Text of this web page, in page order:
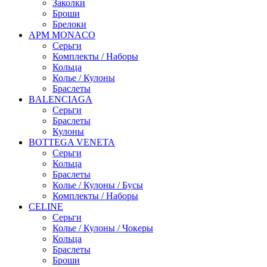
Заколки
Броши
Брелоки
APM MONACO
Серьги
Комплекты / Наборы
Кольца
Колье / Кулоны
Браслеты
BALENCIAGA
Серьги
Браслеты
Кулоны
BOTTEGA VENETA
Серьги
Кольца
Браслеты
Колье / Кулоны / Бусы
Комплекты / Наборы
CELINE
Серьги
Колье / Кулоны / Чокеры
Кольца
Браслеты
Броши